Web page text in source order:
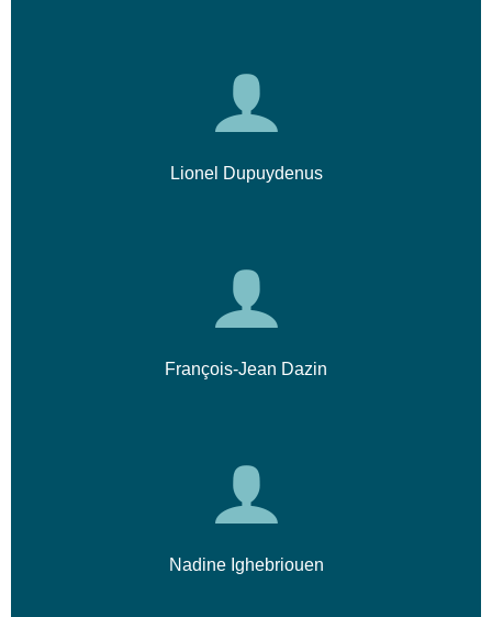
Lionel Dupuydenus
François-Jean Dazin
Nadine Ighebriouen